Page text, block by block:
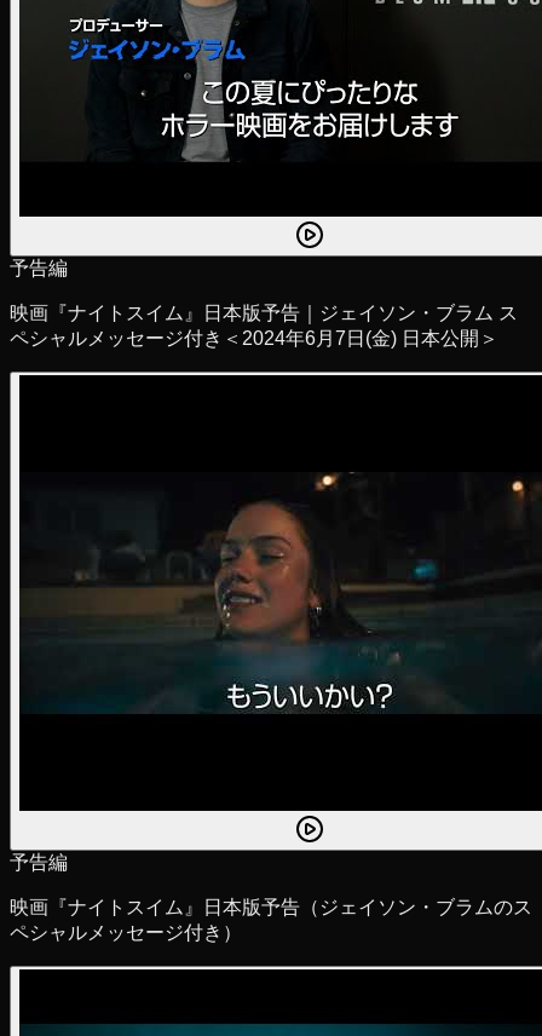
予告編
映画『ナイトスイム』日本版予告｜ジェイソン・ブラム ス
ペシャルメッセージ付き＜2024年6月7日(金) 日本公開＞
予告編
映画『ナイトスイム』日本版予告（ジェイソン・ブラムのス
ペシャルメッセージ付き）